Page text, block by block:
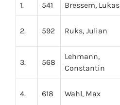
1. 541 Bressem, Lukas
2. 592 Ruks, Julian
3. 568
Lehmann,
Constantin
4. 618 Wahl, Max